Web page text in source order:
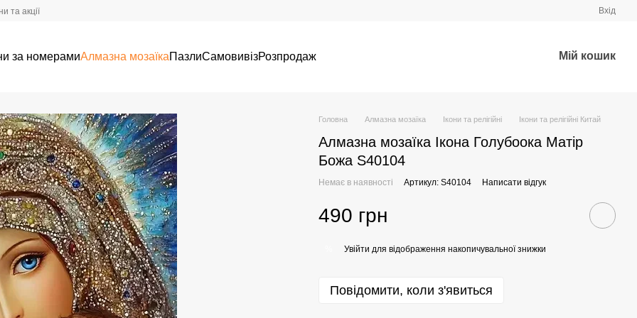
та акції Вхід
за номерамиАлмазна мозаїкаПазлиСамовивізРозпродаж Мій кошик
Головна Алмазна мозаїка Ікони та релігійні Ікони та релігійні Китай
Алмазна мозаїка Ікона Голубоока Матір
Божа S40104
Немає в наявності Артикул: S40104 Написати відгук
490 грн
Увійти для відображення накопичувальної знижки
Повідомити, коли з'явиться